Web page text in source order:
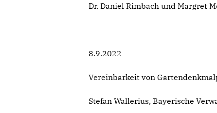
Dr. Daniel Rimbach und Margret
8.9.2022
Vereinbarkeit von
Stefan Wallerius, Bayerische